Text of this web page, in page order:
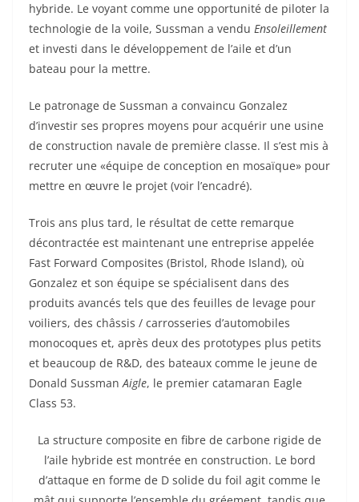
hybride. Le voyant comme une opportunité de piloter la
technologie de la voile, Sussman a vendu Ensoleillement
et investi dans le développement de l’aile et d’un
bateau pour la mettre.
Le patronage de Sussman a convaincu Gonzalez
d’investir ses propres moyens pour acquérir une usine
de construction navale de première classe. Il s’est mis à
recruter une «équipe de conception en mosaïque» pour
mettre en œuvre le projet (voir l’encadré).
Trois ans plus tard, le résultat de cette remarque
décontractée est maintenant une entreprise appelée
Fast Forward Composites (Bristol, Rhode Island), où
Gonzalez et son équipe se spécialisent dans des
produits avancés tels que des feuilles de levage pour
voiliers, des châssis / carrosseries d’automobiles
monocoques et, après deux des prototypes plus petits
et beaucoup de R&D, des bateaux comme le jeune de
Donald SussmanAigle, le premier catamaran Eagle
Class 53.
La structure composite en fibre de carbone rigide de
l’aile hybride est montrée en construction. Le bord
d’attaque en forme de D solide du foil agit comme le